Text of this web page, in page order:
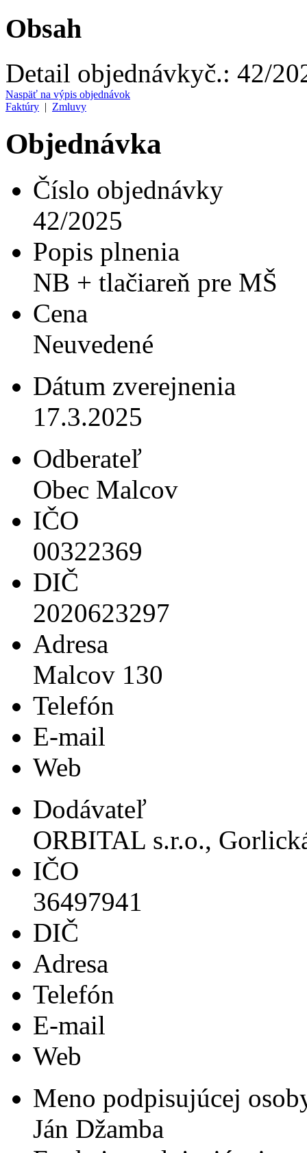
Obsah
Detail objednávkyč.: 42/
Naspäť na výpis objednávok
Faktúry | Zmluvy
Objednávka
Číslo objednávky
42/2025
Popis plnenia
NB + tlačiareň pre MŠ
Cena
Neuvedené
Dátum zverejnenia
17.3.2025
Odberateľ
Obec Malcov
IČO
00322369
DIČ
2020623297
Adresa
Malcov 130
Telefón
E-mail
Web
Dodávateľ
ORBITAL s.r.o.,
IČO
36497941
DIČ
Adresa
Telefón
E-mail
Web
Meno podpisujúcej
Ján Džamba